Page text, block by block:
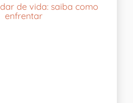
de vida: saiba como
enfrentar